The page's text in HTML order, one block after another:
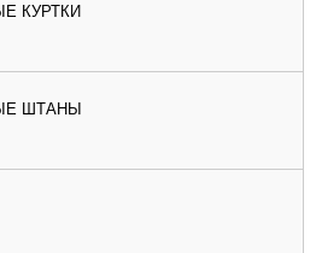
КУРТКИ
ШТАНЫ